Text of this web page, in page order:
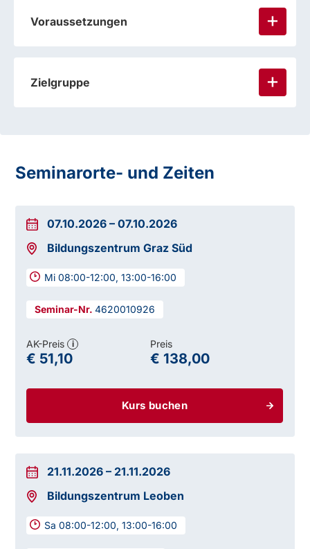
Voraussetzungen
Zielgruppe
Seminarorte- und Zeiten
07.10.2026 –07.10.2026
Bildungszentrum Graz Süd
Mi 08:00-12:00, 13:00-16:00
4620010926
Kurs buchen
AK-Preis i
€ 51,10
Preis
€ 138,00
21.11.2026 – 21.11.2026
Bildungszentrum Leoben
Sa 08:00-12:00, 13:00-16:00